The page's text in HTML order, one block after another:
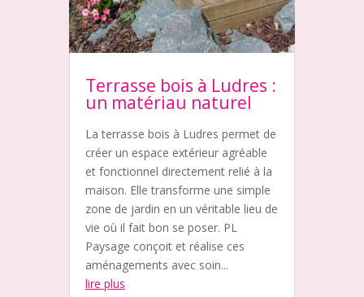
Terrasse bois à Ludres :
un matériau naturel
La terrasse bois à Ludres permet de
créer un espace extérieur agréable
et fonctionnel directement relié à la
maison. Elle transforme une simple
zone de jardin en un véritable lieu de
vie où il fait bon se poser. PL
Paysage conçoit et réalise ces
aménagements avec soin...
lire plus